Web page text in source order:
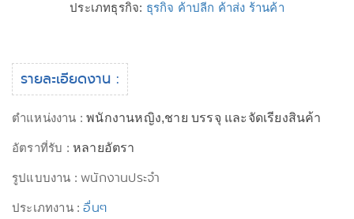
ประเภทธุรกิจ: ธุรกิจ ค้าปลีก ค้าส่ง ร้านค้า
รายละเอียดงาน :
ตำแหน่งงาน :พนักงานหญิง,ชาย บรรจุ และจัดเรียงสินค้า
อัตราที่รับ : หลายอัตรา
รูปแบบงาน :พนักงานประจำ
ประเภทงาน :อื่นๆ